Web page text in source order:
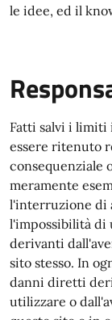
le idee, ed il
Fatti salvi i limiti
essere ritenuto
consequenziale
meramente
l'interruzione di
l'impossibilità di
derivanti
sito stesso. In
danni diretti
utilizzare o